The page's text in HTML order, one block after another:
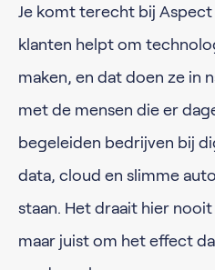
Je komt terecht bij Aspect
klanten helpt om
maken, en dat doen ze in
met de mensen die er
begeleiden bedrijven bij
data, cloud en slimme
staan. Het draait hier
maar juist om het effect